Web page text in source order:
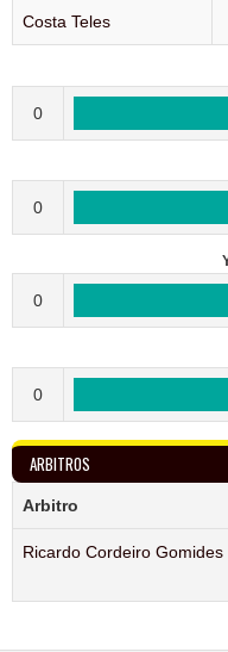
Costa Teles
0
0
0
0
ARBITROS
Arbitro
Ricardo Cordeiro Gomides